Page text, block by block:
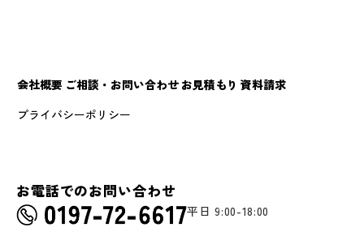
会社概要 ご相談・お問い合わせ お見積もり 資料請求
プライバシーポリシー
お電話でのお問い合わせ
平日 9:00-18:00